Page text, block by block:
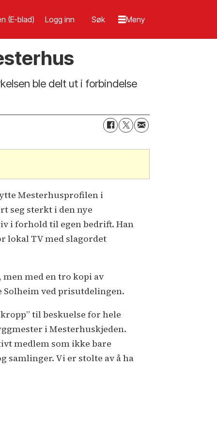
(E-blad) Logg inn
ble delt ut i forbindelse
Mesterhusprofilen i
seg sterkt i den nye
i forhold til egen bedrift. Han
lokal TV med slagordet
med en tro kopi av
ved prisutdelingen.
til beskuelse for hele
i Mesterhuskjeden.
medlem som ikke bare
samlinger. Vi er stolte av å ha